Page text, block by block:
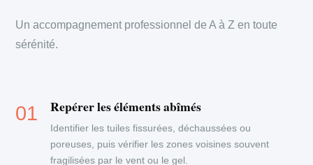
Un accompagnement professionnel de A à Z en toute
sérénité.
Repérer les éléments abîmés
Identifier les tuiles fissurées, déchaussées ou
poreuses, puis vérifier les zones voisines souvent
fragilisées par le vent ou le gel.